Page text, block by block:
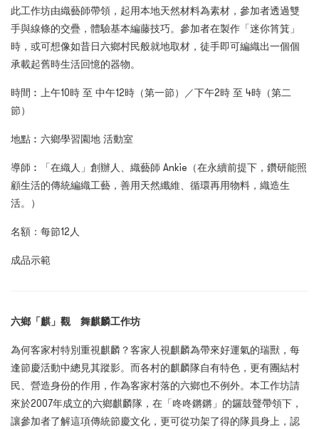
此工作坊由織藝師帶領，起用本地天然材料為素材，參加者透過雙
手與線條的交疊，體驗基本編藤技巧。參加者在製作「迷你筲箕」
時，或可想像如昔日六鄉村民般就地取材，徒手即可編織出一個個
承載起舊時生活回憶的器物。
時間︰上午10時 至 中午12時（第一節）／下午2時 至 4時（第二
節）
地點︰六鄉學習園地 活動室
導師︰「在織人」創辦人、織藝師 Ankie（在永續前提下，鑽研能照
顧生活的傳統編織工藝，善用天然纖維、循環再用物料，織造生
活。）
名額：每節12人
成品示範
六鄉「麒」觀 舞麒麟工作坊
為何客家村特別重視麒麟？客家人視麒麟為帶來好運氣的瑞獸，每
逢節慶活動中總見其蹤影。而各村的麒麟隊自有特色，更有團結村
民、營造身份的作用，作為客家村落的六鄉也不例外。本工作坊請
來於2007年成立的六鄉麒麟隊，在「咚咚鏘鏘」的鑼鼓聲帶領下，
讓參加者了解這項傳統節慶文化，更可從功架了得的隊員身上，認